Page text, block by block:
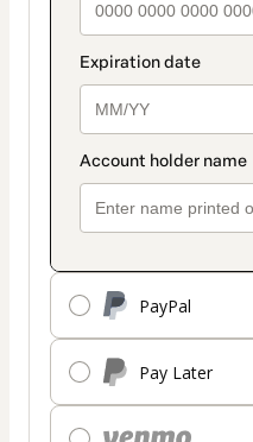
PayPal
Pay Later